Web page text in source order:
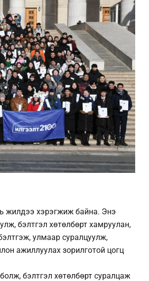
жилдээ хэрэгжиж байна. Энэ
бэлтгэл хөтөлбөрт хамруулан,
улмаар суралцуулж,
ажиллуулах зорилготой цогц
бэлтгэл хөтөлбөрт суралцаж